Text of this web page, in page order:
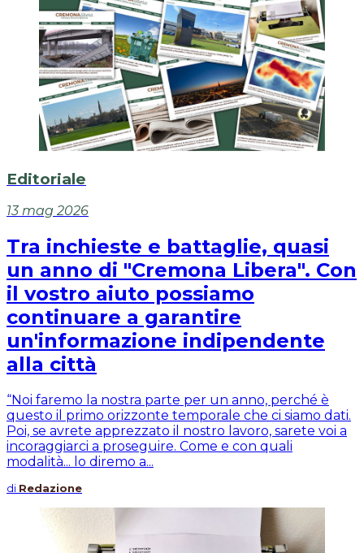
Editoriale
13 mag 2026
Tra inchieste e battaglie, quasi
un anno di "Cremona Libera". Con
il vostro aiuto possiamo
continuare a garantire
un'informazione indipendente
alla città
“Noi faremo la nostra parte per un anno, perché è
questo il primo orizzonte temporale che ci siamo dati.
Poi, se avrete apprezzato il nostro lavoro, sarete voi a
incoraggiarci a proseguire. Come e con quali
modalità... lo diremo a...
di Redazione